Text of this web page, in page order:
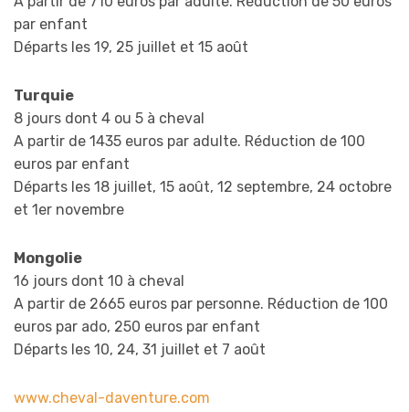
par enfant
Départs les 19, 25 juillet et 15 août
Turquie
8 jours dont 4 ou 5 à cheval
A partir de 1435 euros par adulte. Réduction de 100
euros par enfant
Départs les 18 juillet, 15 août, 12 septembre, 24 octobre
et 1er novembre
Mongolie
16 jours dont 10 à cheval
A partir de 2665 euros par personne. Réduction de 100
euros par ado, 250 euros par enfant
Départs les 10, 24, 31 juillet et 7 août
www.cheval-daventure.com